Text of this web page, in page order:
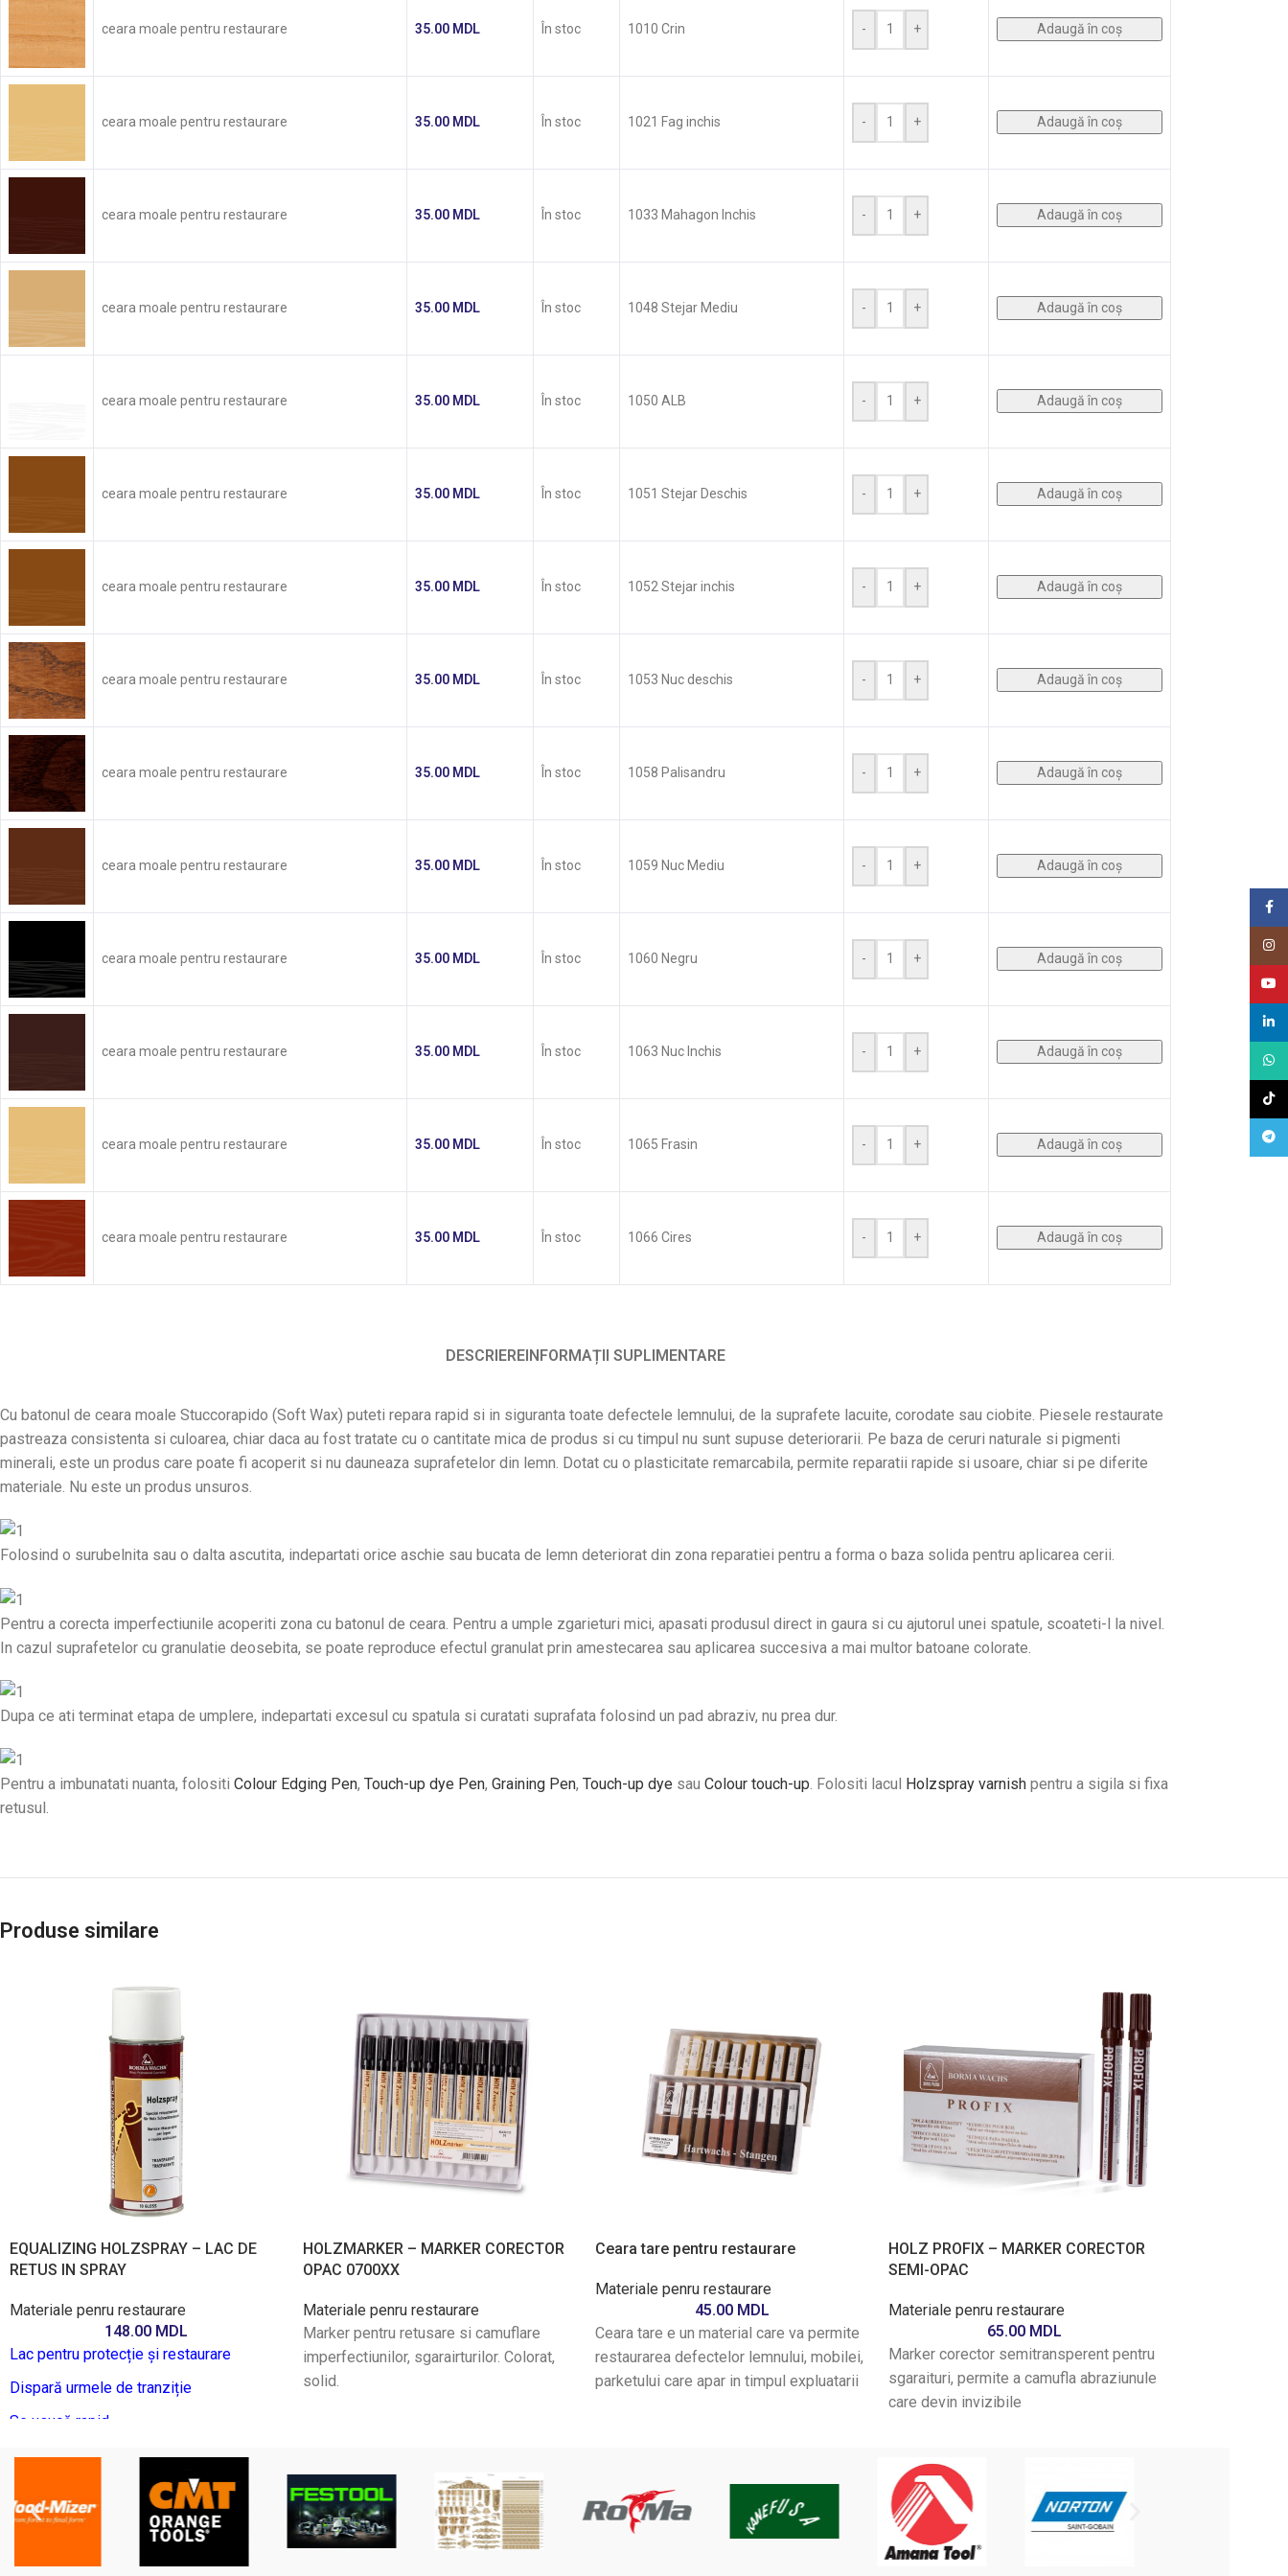
ceara moale pentru restaurare 35.00 MDL În stoc 1010 Crin - + Adaugă în coș
ceara moale pentru restaurare 35.00 MDL În stoc 1021 Fag inchis - + Adaugă în coș
ceara moale pentru restaurare 35.00 MDL În stoc 1033 Mahagon Inchis - + Adaugă în coș
ceara moale pentru restaurare 35.00 MDL În stoc 1048 Stejar Mediu - + Adaugă în coș
ceara moale pentru restaurare 35.00 MDL În stoc 1050 ALB - + Adaugă în coș
ceara moale pentru restaurare 35.00 MDL În stoc 1051 Stejar Deschis - + Adaugă în coș
ceara moale pentru restaurare 35.00 MDL În stoc 1052 Stejar inchis - + Adaugă în coș
ceara moale pentru restaurare 35.00 MDL În stoc 1053 Nuc deschis - + Adaugă în coș
ceara moale pentru restaurare 35.00 MDL În stoc 1058 Palisandru - + Adaugă în coș
ceara moale pentru restaurare 35.00 MDL În stoc 1059 Nuc Mediu - + Adaugă în coș
ceara moale pentru restaurare 35.00 MDL În stoc 1060 Negru - + Adaugă în coș
ceara moale pentru restaurare 35.00 MDL În stoc 1063 Nuc Inchis - + Adaugă în coș
ceara moale pentru restaurare 35.00 MDL În stoc 1065 Frasin - + Adaugă în coș
ceara moale pentru restaurare 35.00 MDL În stoc 1066 Cires - + Adaugă în coș
DESCRIEREINFORMAȚII SUPLIMENTARE
Cu batonul de ceara moale Stuccorapido (Soft Wax) puteti repara rapid si in siguranta toate defectele lemnului, de la suprafete lacuite, corodate sau ciobite. Piesele restaurate
pastreaza consistenta si culoarea, chiar daca au fost tratate cu o cantitate mica de produs si cu timpul nu sunt supuse deteriorarii. Pe baza de ceruri naturale si pigmenti
minerali, este un produs care poate fi acoperit si nu dauneaza suprafetelor din lemn. Dotat cu o plasticitate remarcabila, permite reparatii rapide si usoare, chiar si pe diferite
materiale. Nu este un produs unsuros.
Folosind o surubelnita sau o dalta ascutita, indepartati orice aschie sau bucata de lemn deteriorat din zona reparatiei pentru a forma o baza solida pentru aplicarea cerii.
Pentru a corecta imperfectiunile acoperiti zona cu batonul de ceara. Pentru a umple zgarieturi mici, apasati produsul direct in gaura si cu ajutorul unei spatule, scoateti-l la nivel.
In cazul suprafetelor cu granulatie deosebita, se poate reproduce efectul granulat prin amestecarea sau aplicarea succesiva a mai multor batoane colorate.
Dupa ce ati terminat etapa de umplere, indepartati excesul cu spatula si curatati suprafata folosind un pad abraziv, nu prea dur.
Pentru a imbunatati nuanta, folositi Colour Edging Pen, Touch-up dye Pen, Graining Pen, Touch-up dye sau Colour touch-up. Folositi lacul Holzspray varnish pentru a sigila si fixa
retusul.
Produse similare
EQUALIZING HOLZSPRAY – LAC DE
RETUS IN SPRAY
Materiale penru restaurare
148.00 MDL
Lac pentru protecție și restaurare
Dispară urmele de tranziție
Se usucă rapid
Ușurință în utilizare (cutie sub presiune)
HOLZMARKER – MARKER CORECTOR
OPAC 0700XX
Materiale penru restaurare
Marker pentru retusare si camuflare
imperfectiunilor, sgarairturilor. Colorat,
solid.
Ceara tare pentru restaurare
Materiale penru restaurare
45.00 MDL
Ceara tare e un material care va permite
restaurarea defectelor lemnului, mobilei,
parketului care apar in timpul expluatarii
HOLZ PROFIX – MARKER CORECTOR
SEMI-OPAC
Materiale penru restaurare
65.00 MDL
Marker corector semitransperent pentru
sgaraituri, permite a camufla abraziunule
care devin invizibile